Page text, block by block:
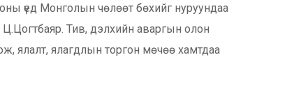
үед Монголын чөлөөт бөхийг нуруундаа
Ц.Цогтбаяр. Тив, дэлхийн аваргын олон
ялалт, ялагдлын торгон мөчөө хамтдаа